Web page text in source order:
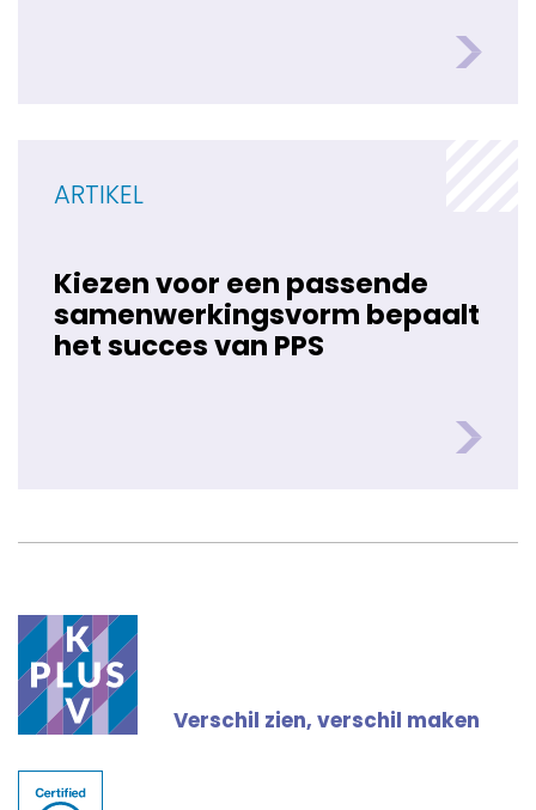
ARTIKEL
Kiezen voor een passende
samenwerkingsvorm bepaalt
het succes van PPS
Verschil zien, verschil maken